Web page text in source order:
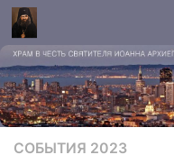
СОБЫТИЯ 2023